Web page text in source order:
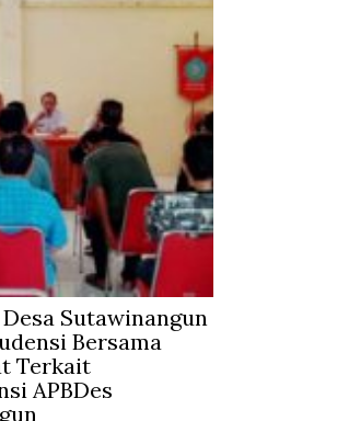
Sutawinangun
Bersama
Terkait
APBDes